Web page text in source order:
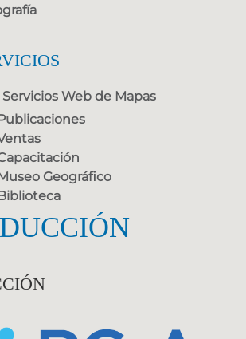
Servicios Web de Mapas
Publicaciones
Museo Geográfico
Biblioteca